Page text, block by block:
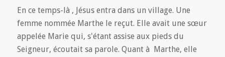
En ce temps-là , Jésus entra dans un village. Une
femme nommée Marthe le reçut. Elle avait une sœur
appelée Marie qui, s'étant assise aux pieds du
Seigneur, écoutait sa parole. Quant à Marthe, elle